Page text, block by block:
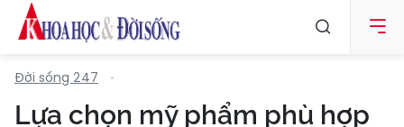
Đời sống 247
Lựa chọn mỹ phẩm phù hợp